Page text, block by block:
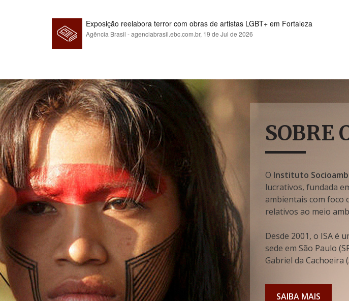
Exposição reelabora terror com obras de artistas LGBT+ em Fortaleza
Agência Brasil - agenciabrasil.ebc.com.br, 19 de Jul de 2026
SOBRE
O Instituto
lucrativos, fundada
ambientais com foco
relativos ao meio
Desde 2001, o ISA é
sede em São Paulo
Gabriel da Cachoeira
SAIBA MAIS